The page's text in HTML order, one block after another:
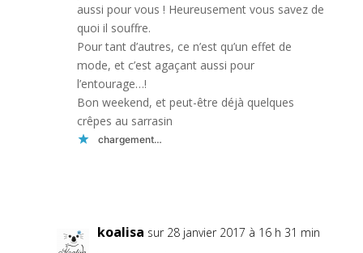
aussi pour vous ! Heureusement vous savez de
quoi il souffre.
Pour tant d’autres, ce n’est qu’un effet de
mode, et c’est agaçant aussi pour
l’entourage…!
Bon weekend, et peut-être déjà quelques
crêpes au sarrasin
chargement…
koalisa sur 28 janvier 2017 à 16 h 31 min